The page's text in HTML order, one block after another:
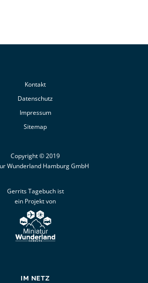
Kontakt
Datenschutz
Impressum
Sitemap
Copyright © 2019
Wunderland Hamburg GmbH
Gerrits Tagebuch ist
ein Projekt von
IM NETZ